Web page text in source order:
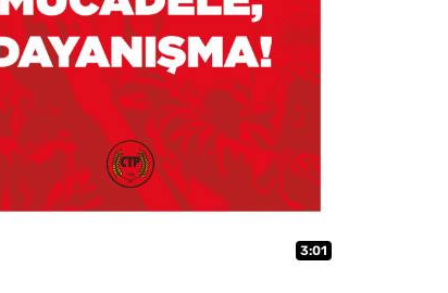
3:01